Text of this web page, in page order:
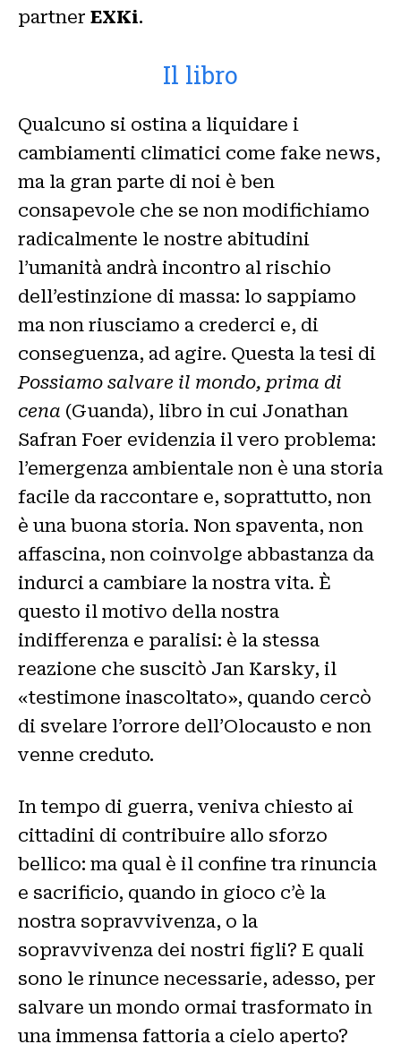
partner EXKi.
Il libro
Qualcuno si ostina a liquidare i
cambiamenti climatici come fake news,
ma la gran parte di noi è ben
consapevole che se non modifichiamo
radicalmente le nostre abitudini
l’umanità andrà incontro al rischio
dell’estinzione di massa: lo sappiamo
ma non riusciamo a crederci e, di
conseguenza, ad agire. Questa la tesi di
Possiamo salvare il mondo, prima di
cena (Guanda), libro in cui Jonathan
Safran Foer evidenzia il vero problema:
l’emergenza ambientale non è una storia
facile da raccontare e, soprattutto, non
è una buona storia. Non spaventa, non
affascina, non coinvolge abbastanza da
indurci a cambiare la nostra vita. È
questo il motivo della nostra
indifferenza e paralisi: è la stessa
reazione che suscitò Jan Karsky, il
«testimone inascoltato», quando cercò
di svelare l’orrore dell’Olocausto e non
venne creduto.
In tempo di guerra, veniva chiesto ai
cittadini di contribuire allo sforzo
bellico: ma qual è il confine tra rinuncia
e sacrificio, quando in gioco c’è la
nostra sopravvivenza, o la
sopravvivenza dei nostri figli? E quali
sono le rinunce necessarie, adesso, per
salvare un mondo ormai trasformato in
una immensa fattoria a cielo aperto?